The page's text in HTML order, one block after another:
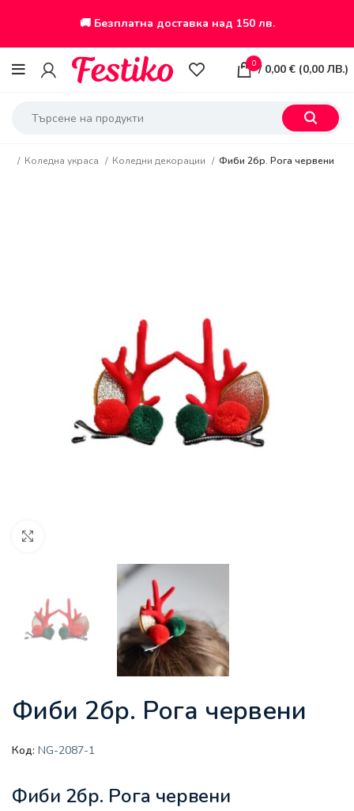
🚚 Безплатна доставка над 150 лв.
0 / 0,00€ (0,00 ЛВ.)
Коледна украса Коледни декорации Фиби 2бр. Рога червени
Фиби 2бр. Рога червени
Код: NG-2087-1
Фиби 2бр. Рога червени